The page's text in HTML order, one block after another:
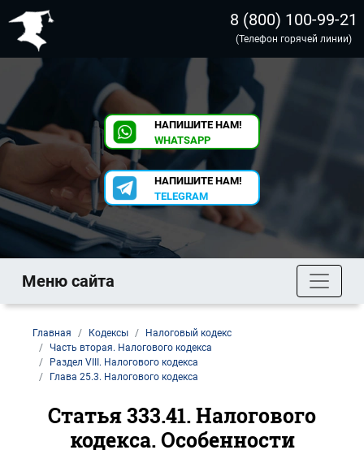
8 (800) 100-99-21
(Телефон горячей линии)
НАПИШИТЕ НАМ!
WHATSAPP
НАПИШИТЕ НАМ!
TELEGRAM
Меню сайта
Главная Кодексы
Налоговый кодекс
Часть вторая. Налогового кодекса
Раздел VIII. Налогового кодекса
Глава 25.3. Налогового кодекса
Статья 333.41. Налогового
кодекса. Особенности